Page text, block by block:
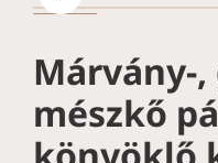
Márvány-
mészkő